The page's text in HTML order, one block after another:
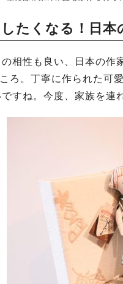
たくなる！日本
相性も良い、日本の
ろ。丁寧に作られた可
すね。今度、家族を連